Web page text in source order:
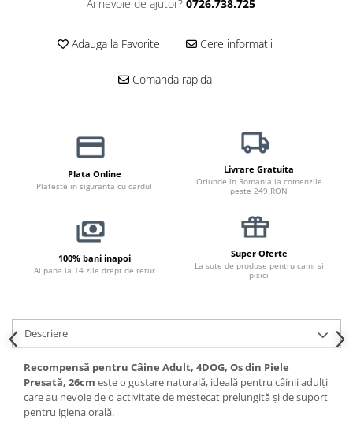
Hrană Umedă Pisică
Pisică Senior
Diete Veterinare Pisică
Uscată
Recompense Pisici
Pernuțe
Umede
Îngrijire Pisici
Așternut Igienic Pisici
Igienă Pisici
Antiparazitare Pisici
Ai nevoie de ajutor? 0726.738.725
Adauga la Favorite Cere informatii
Comanda rapida
Plata Online
Plateste in siguranta cu cardul
Livrare Gratuita
Oriunde in Romania la comenzile
peste 249 RON
100% bani inapoi
Ai pana la 14 zile drept de retur
Super Oferte
La sute de produse pentru caini si
pisici
Descriere
Recompensă pentru Câine Adult, 4DOG, Os din Piele
Presată, 26cm este o gustare naturală, ideală pentru câinii adulți
care au nevoie de o activitate de mestecat prelungită și de suport
pentru igiena orală.